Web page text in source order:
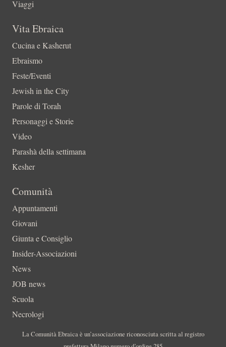
Viaggi
Vita Ebraica
Cucina e Kasherut
Ebraismo
Feste/Eventi
Jewish in the City
Parole di Torah
Personaggi e Storie
Video
Parashà della settimana
Kesher
Comunità
Appuntamenti
Giovani
Giunta e Consiglio
Insider-Associazioni
News
JOB news
Scuola
Necrologi
La Comunità Ebraica è un’associazione riconosciuta scritta al registro